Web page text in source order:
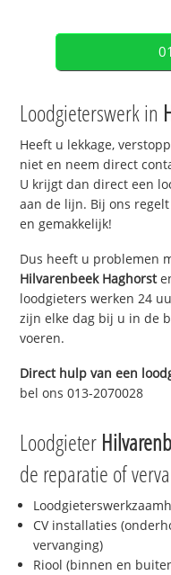
Loodgieterswerk in
Heeft u lekkage,
niet en neem direct
U krijgt dan direct een
aan de lijn. Bij ons
en gemakkelijk!
Dus heeft u problemen
Hilvarenbeek Haghorst
loodgieters werken 24
zijn elke dag bij u in de
voeren.
Direct hulp van een
bel ons 013-2070028
Loodgieter
de reparatie of
CV installaties
vervanging)
Riool (binnen en